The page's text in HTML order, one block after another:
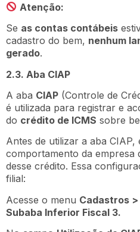
Atenção:
Se as contas contábeis
cadastro do bem, nenhum
gerado.
2.3. Aba CIAP
A aba CIAP (Controle de
é utilizada para registrar e
do crédito de ICMS sobre
Antes de utilizar a aba
comportamento da empresa
desse crédito. Essa
filial:
Acesse o menu Cadastros >
Subaba Inferior Fiscal 3.